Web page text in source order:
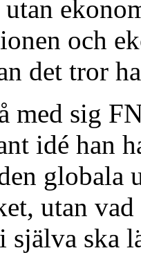
och
det tror
med sig
idé han
utan
själva ska